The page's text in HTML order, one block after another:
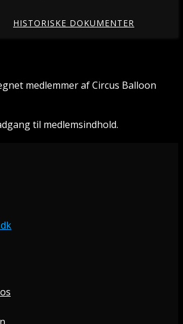
HISTORISKE DOKUMENTER
medlemmer af Circus Balloon
til medlemsindhold.